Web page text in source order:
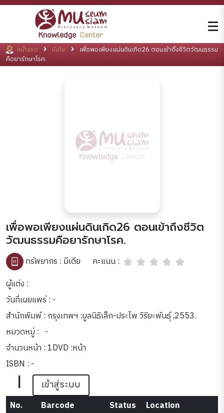
หน้าแรก มีเดีย
เพื่อพอเพียงแผ่นดินเกิด26 ตอนเข้าถึงชีวิตวัฒนธรรม
คือยารักษาโรค.
เพื่อพอเพียงแผ่นดินเกิด26 ตอนเข้าถึงชีวิต
วัฒนธรรมคือยารักษาโรค.
ทรัพยากร : มีเดีย
คะแนน :
ผู้แต่ง :
วันที่เผยแพร่ : -
สำนักพิมพ์ : กรุงเทพฯ :มูลนิธิเล็ก-ประไพ วิริยะพันธุ์ ,2553.
หมวดหมู่ : -
จำนวนหน้า : 1DVD :หน้า
ISBN : -
| เข้าสู่ระบบ
No. Barcode Status
Location